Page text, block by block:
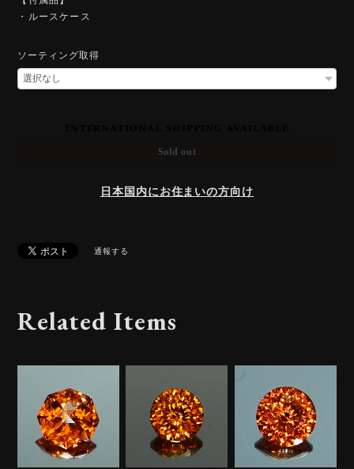
・ルースケース
ソーティング取得
Sold out
日本国内にお住まいの方向け
通報する
Related Items